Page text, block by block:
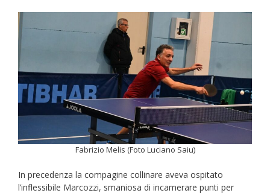
Fabrizio Melis (Foto Luciano Saiu)
In precedenza la compagine collinare aveva ospitato
l’inflessibile Marcozzi, smaniosa di incamerare punti per